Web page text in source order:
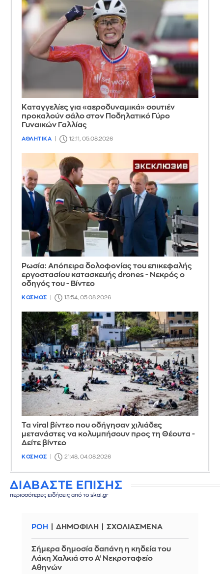
Καταγγελίες για «αεροδυναμικά» σουτιέν
προκαλούν σάλο στον Ποδηλατικό Γύρο
Γυναικών Γαλλίας
ΑΘΛΗΤΙΚΑ 12:11, 05.08.2026
Ρωσία: Απόπειρα δολοφονίας του επικεφαλής
εργοστασίου κατασκευής drones - Νεκρός ο
οδηγός του - Βίντεο
ΚΟΣΜΟΣ 13:54, 05.08.2026
Τα viral βίντεο που οδήγησαν χιλιάδες
μετανάστες να κολυμπήσουν προς τη Θέουτα -
Δείτε βίντεο
ΚΟΣΜΟΣ 21:48, 04.08.2026
ΔΙΑΒΑΣΤΕ ΕΠΙΣΗΣ
περισσότερες ειδήσεις από το skai.gr
ΡΟΗ ΔΗΜΟΦΙΛΗ ΣΧΟΛΙΑΣΜΕΝΑ
Σήμερα δημοσία δαπάνη η κηδεία του
Λάκη Χαλκιά στο Α’ Νεκροταφείο
Αθηνών